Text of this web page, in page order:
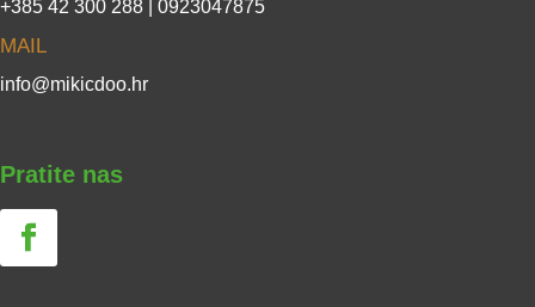
+385 42 300 288 | 0923047875
MAIL
info@mikicdoo.hr
Pratite nas